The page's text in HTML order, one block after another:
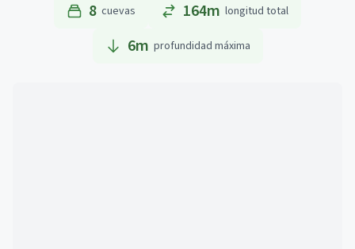
8 cuevas 164m longitud total
6m profundidad máxima